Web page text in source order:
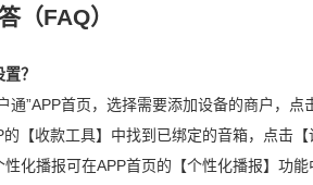
（FAQ）
？
通”APP首页，选择需要添加设备的商户，
【收款工具】中找到已绑定的音箱，点击
化播报可在APP首页的【个性化播报】功能